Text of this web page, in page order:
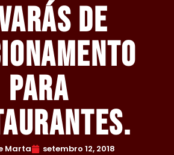
de
para
Marta setembro 12, 2018